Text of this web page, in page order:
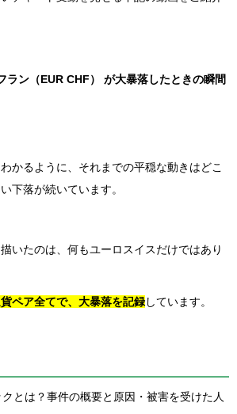
ラン（EUR CHF） が大暴落したときの瞬間
かるように、それまでの平穏な動きはどこ
下落が続いています。
いたのは、何もユーロスイスだけではあり
ペア全てで、大暴落を記録しています。